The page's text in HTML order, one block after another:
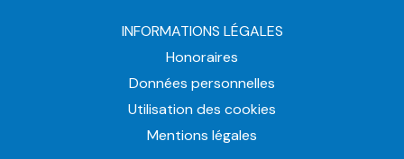
INFORMATIONS LÉGALES
Honoraires
Données personnelles
Utilisation des cookies
Mentions légales